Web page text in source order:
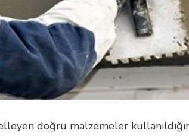
doğru malzemeler